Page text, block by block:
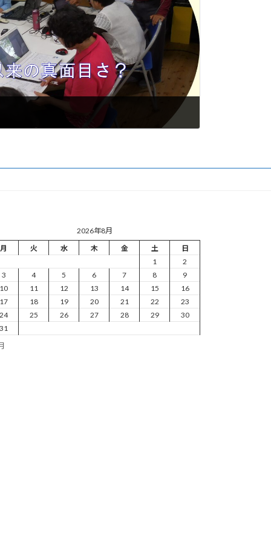
2026年8月
月
火 水 木 金 土
日
1
2
3
4 5 6 7 8
9
10
11 12 13 14 15
16
17
18 19 20 21 22
23
24
25 26 27 28 29
30
31